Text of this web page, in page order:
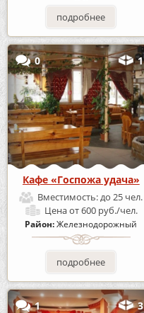
подробнее
0 1
Кафе «Госпожа удача»
Вместимость:до 25 чел.
Ценаот 600 руб./чел.
Район:Железнодорожный
подробнее
1 3